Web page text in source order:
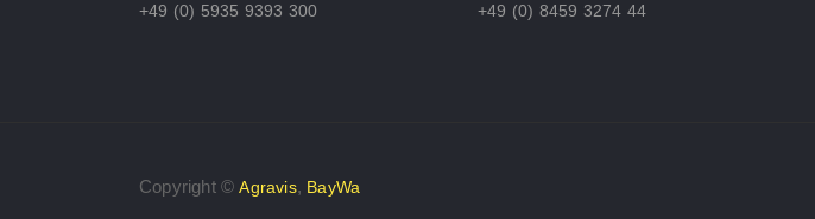
+49 (0) 5935 9393 300 +49 (0) 8459 3274 44
Copyright ©Agravis, BayWa